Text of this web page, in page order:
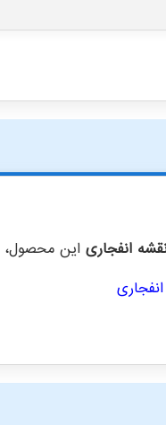
انفجاری این محصول،